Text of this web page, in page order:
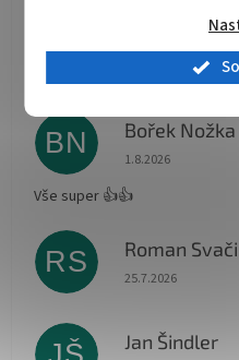
Hodnocení
BN Bořek Nožka
Hodnocení
1.8.2026
Vše super 👍👍
RS Roman
Hodnocení
25.7.2026
Jan Šindler